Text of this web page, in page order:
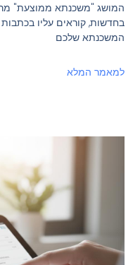
המושג "משכנתא ממוצעת"
בחדשות, קוראים עליו בכתבות
המשכנתא שלכם
למאמר המלא